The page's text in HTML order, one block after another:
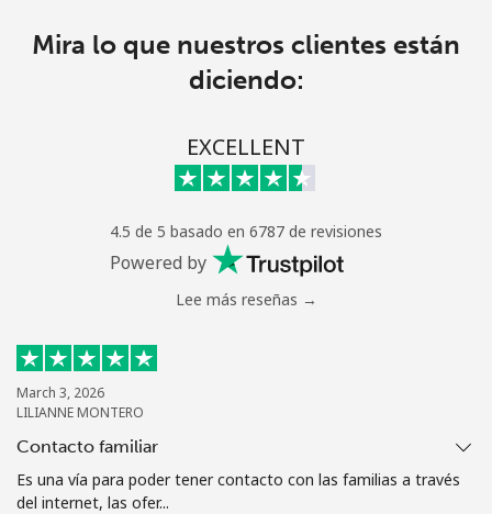
Un caracter especial
Al abrir una cuenta en este sitio web, estoy de acuerdo con
Términos y condiciones.
¡Hola!
Mira lo que nuestros clientes están
diciendo:
EXCELLENT
4.5 de 5 basado en 6787 de revisiones
Powered by
Lee más reseñas →
March 3, 2026
LILIANNE MONTERO
Contacto familiar
Es una vía para poder tener contacto con las familias a través
del internet, las ofer...